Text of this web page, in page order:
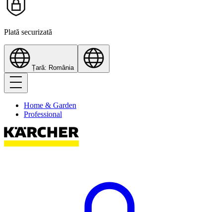
Plată securizată
Țară: România
Home & Garden
Professional